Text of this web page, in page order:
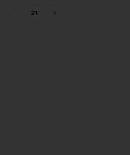
… 21